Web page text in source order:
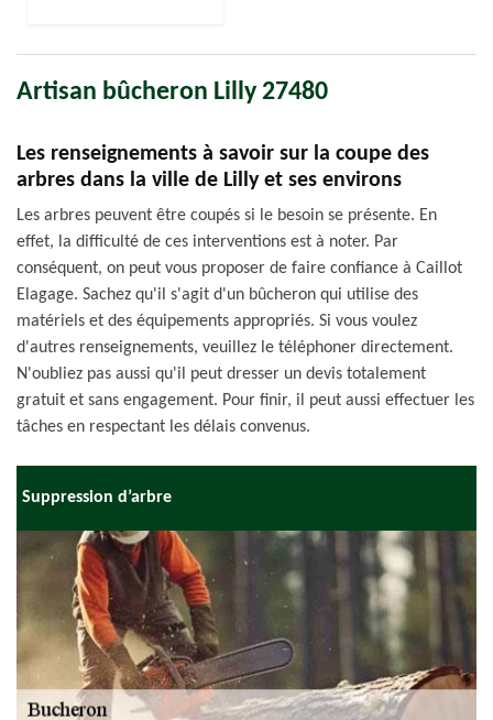
Artisan bûcheron Lilly 27480
Les renseignements à savoir sur la coupe des
arbres dans la ville de Lilly et ses environs
Les arbres peuvent être coupés si le besoin se présente. En
effet, la difficulté de ces interventions est à noter. Par
conséquent, on peut vous proposer de faire confiance à Caillot
Elagage. Sachez qu'il s'agit d'un bûcheron qui utilise des
matériels et des équipements appropriés. Si vous voulez
d'autres renseignements, veuillez le téléphoner directement.
N'oubliez pas aussi qu'il peut dresser un devis totalement
gratuit et sans engagement. Pour finir, il peut aussi effectuer les
tâches en respectant les délais convenus.
Suppression d’arbre